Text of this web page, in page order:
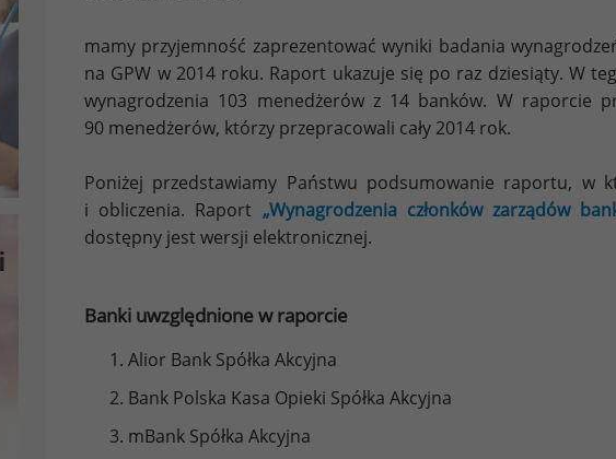
mamy przyjemność zaprezentować wyniki badania
na GPW w 2014 roku. Raport ukazuje się po raz dziesiąty. W
wynagrodzenia 103 menedżerów z 14 banków. W raporcie
90 menedżerów, którzy przepracowali cały 2014 rok.
Poniżej przedstawiamy Państwu podsumowanie raportu, w
i obliczenia. Raport „Wynagrodzenia członków zarządów
dostępny jest wersji elektronicznej.
Banki uwzględnione w raporcie
Alior Bank Spółka Akcyjna
Bank Polska Kasa Opieki Spółka Akcyjna
mBank Spółka Akcyjna